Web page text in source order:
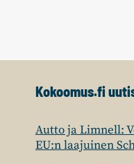
Kokoomus.fi
Autto ja Limnell:
EU:n laajuinen